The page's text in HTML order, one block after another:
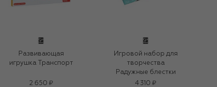
Развивающая
игрушка Транспорт
2 650 ₽
Игровой набор для
творчества
Радужные блестки
4 310 ₽